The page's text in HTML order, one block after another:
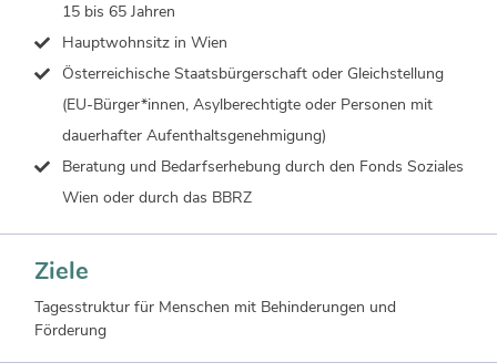
15 bis 65 Jahren
Hauptwohnsitz in Wien
Österreichische Staatsbürgerschaft oder Gleichstellung
(EU-Bürger*innen, Asylberechtigte oder Personen mit
dauerhafter Aufenthaltsgenehmigung)
Beratung und Bedarfserhebung durch den Fonds Soziales
Wien oder durch das BBRZ
Ziele
Tagesstruktur für Menschen mit Behinderungen und
Förderung